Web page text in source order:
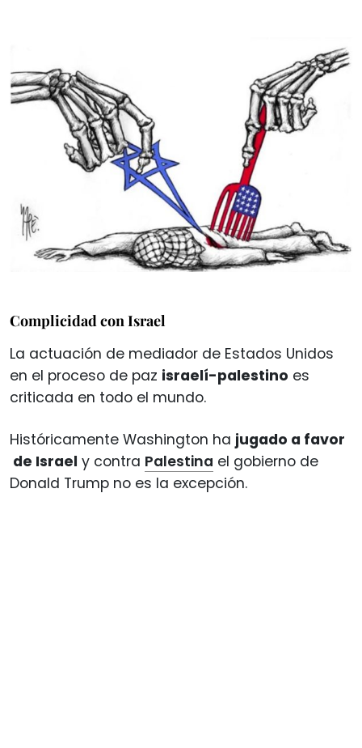
Complicidad con Israel
La actuación de mediador de Estados Unidos
en el proceso de paz israelí-palestino es
criticada en todo el mundo.
Históricamente Washington ha jugado a favor
de Israel y contra Palestina el gobierno de
Donald Trump no es la excepción.